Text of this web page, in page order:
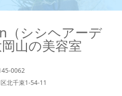
（シシヘアーデ
山の美容室
0062
北千束1-54-11